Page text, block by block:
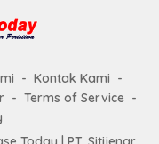
Kontak Kami
Terms of Service